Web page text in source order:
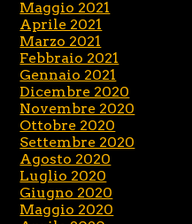
Maggio 2021
Aprile 2021
Marzo 2021
Febbraio 2021
Gennaio 2021
Dicembre 2020
Novembre 2020
Ottobre 2020
Settembre 2020
Agosto 2020
Luglio 2020
Giugno 2020
Maggio 2020